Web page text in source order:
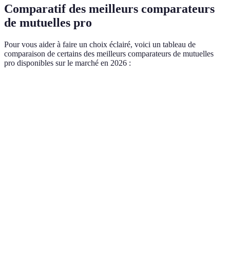
Comparatif des meilleurs comparateurs
de mutuelles pro
Pour vous aider à faire un choix éclairé, voici un tableau de
comparaison de certains des meilleurs comparateurs de mutuelles
pro disponibles sur le marché en 2026 :